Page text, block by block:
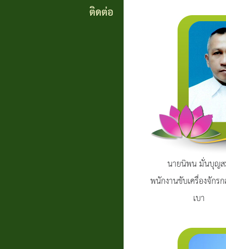
ติดต่อ
นายนิพน มั่นบุญ
พนักงานขับเครื่องจักร
เบา